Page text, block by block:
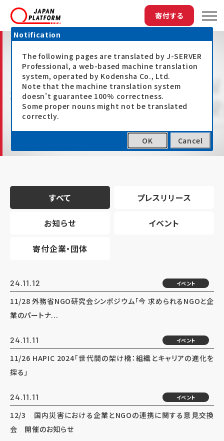
寄付する
最新情報
すべて プレスリリース
お知らせ イベント
寄付企業・団体
24.11.12 イベント
11/28 外務省NGO研究会シンポジウム「今 求められるNGOと企
業のパートナ...
24.11.11 イベント
11/26 HAPIC 2024「世代間の架け橋：組織とキャリアの進化を
探る」
24.11.11 イベント
12/3 国内災害における企業とNGOの連携に関する意見交換
会 開催のお知らせ
Notification
The following pages are translated by J-SERVER
Professional, a web-based machine translation
system, operated by Kodensha Co., Ltd.
Note that the machine translation system
doesn't guarantee 100% correctness.
Some proper nouns might not be translated
correctly.
OK Cancel